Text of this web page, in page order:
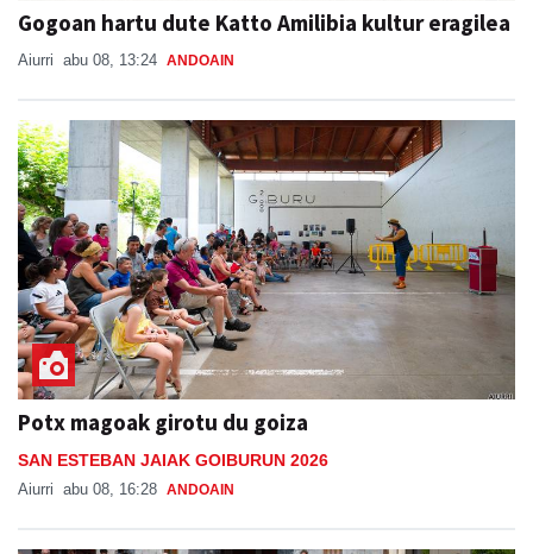
Gogoan hartu dute Katto Amilibia kultur eragilea
Aiurri abu 08, 13:24 ANDOAIN
Potx magoak girotu du goiza
SAN ESTEBAN JAIAK GOIBURUN 2026
Aiurri abu 08, 16:28 ANDOAIN